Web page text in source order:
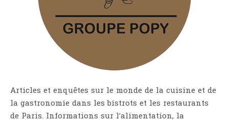
Articles et enquêtes sur le monde de la cuisine et de
la gastronomie dans les bistrots et les restaurants
de Paris. Informations sur l’alimentation, la